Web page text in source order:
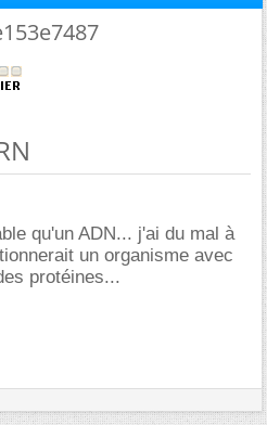
qu'un ADN... j'ai du mal à
un organisme avec
protéines...